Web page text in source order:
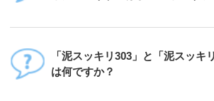
「泥スッキリ303」と「泥スッキ
は何ですか？